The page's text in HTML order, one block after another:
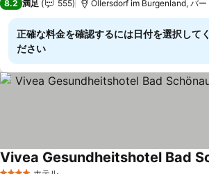
8.2 満足 555
正確な料金を確認するには日付を選択してく
ださい